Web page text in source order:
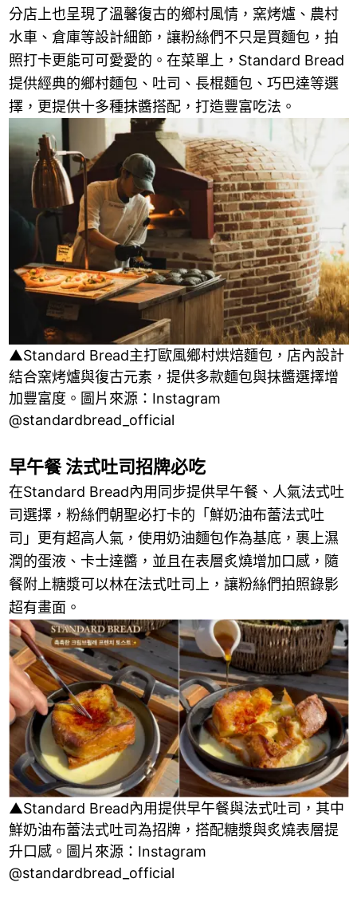
分店上也呈現了溫馨復古的鄉村風情，窯烤爐、農村
水車、倉庫等設計細節，讓粉絲們不只是買麵包，拍
照打卡更能可可愛愛的。在菜單上，Standard Bread
提供經典的鄉村麵包、吐司、長棍麵包、巧巴達等選
擇，更提供十多種抹醬搭配，打造豐富吃法。
▲Standard Bread主打歐風鄉村烘焙麵包，店內設計
結合窯烤爐與復古元素，提供多款麵包與抹醬選擇增
加豐富度。圖片來源：Instagram
@standardbread_official
早午餐 法式吐司招牌必吃
在Standard Bread內用同步提供早午餐、人氣法式吐
司選擇，粉絲們朝聖必打卡的「鮮奶油布蕾法式吐
司」更有超高人氣，使用奶油麵包作為基底，裹上濕
潤的蛋液、卡士達醬，並且在表層炙燒增加口感，隨
餐附上糖漿可以林在法式吐司上，讓粉絲們拍照錄影
超有畫面。
▲Standard Bread內用提供早午餐與法式吐司，其中
鮮奶油布蕾法式吐司為招牌，搭配糖漿與炙燒表層提
升口感。圖片來源：Instagram
@standardbread_official